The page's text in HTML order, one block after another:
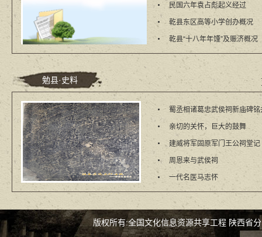
民国六年袁占彪起义经过
乾县东区高等小学创办概况
乾县“十八年年馑”及赈济概况
勉县·史料
蜀丞相诸葛忠武侯祠新庙碑铭
亲切的关怀，巨大的鼓舞
建威将军固原军门王公祠堂记
周恩来与武侯祠
一代名医马志怀
版权所有:全国文化信息资源共享工程 陕西省